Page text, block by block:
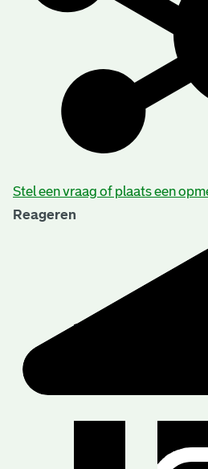
Stel een vraag of plaats een
Reageren